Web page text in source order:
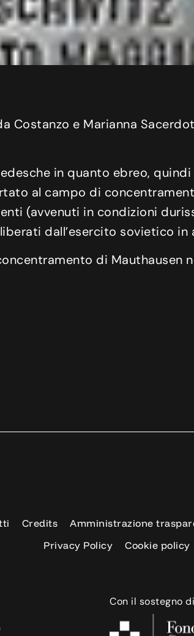
Costanzo e Marianna
in quanto ebreo,
al campo di
(avvenuti in condizioni
dall’esercito sovietico in
di Mauthausen
Credits Amministrazione
Privacy Policy
Cookie policy
Con il sostegno di